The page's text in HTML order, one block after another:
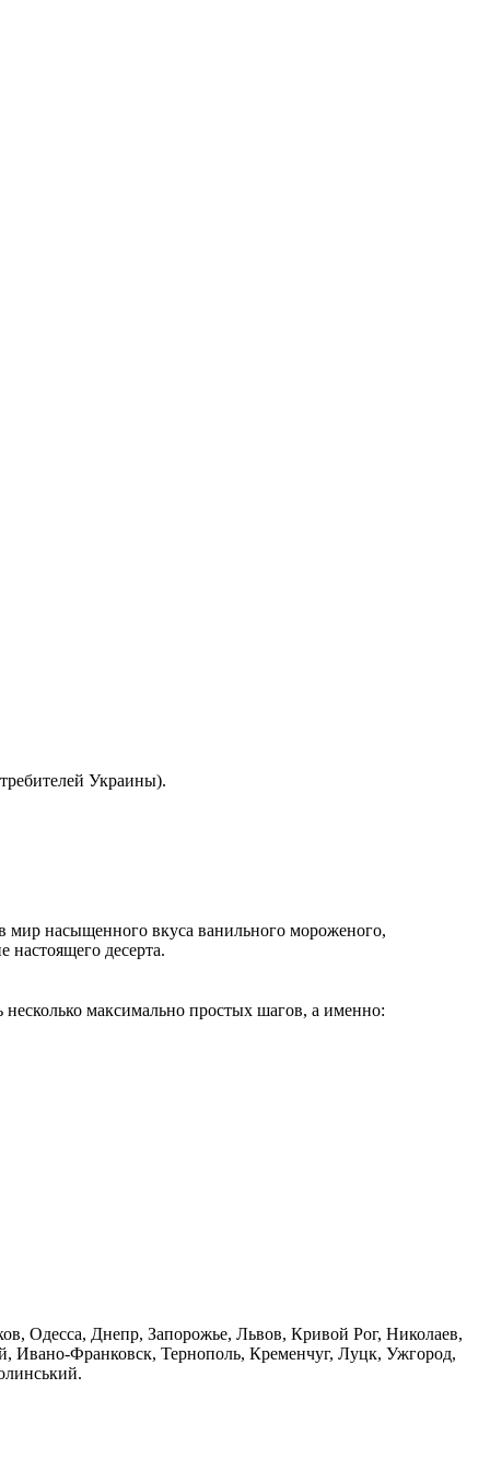
Украины).
насыщенного вкуса ванильного мороженого,
настоящего десерта.
максимально простых шагов, а именно:
Одесса, Днепр, Запорожье, Львов, Кривой Рог, Николаев,
Франковск, Тернополь, Кременчуг, Луцк, Ужгород,